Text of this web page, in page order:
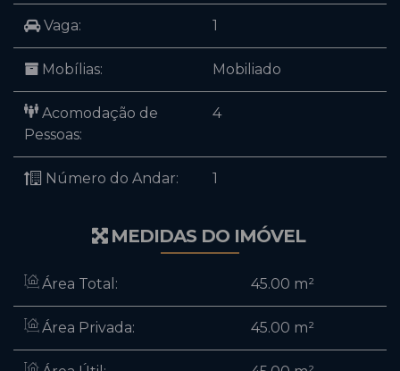
Vaga: 1
Mobílias: Mobiliado
Acomodação de
Pessoas:
4
Número do Andar: 1
MEDIDAS DO IMÓVEL
Área Total: 45.00 m²
Área Privada: 45.00 m²